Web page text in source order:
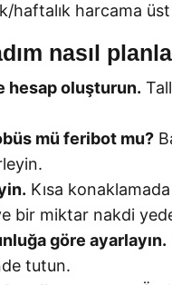
haftalık harcama
nasıl
hesap oluşturun.
mü feribot mu?
Kısa
bir miktar nakdi
göre ayarlayın.
tutun.